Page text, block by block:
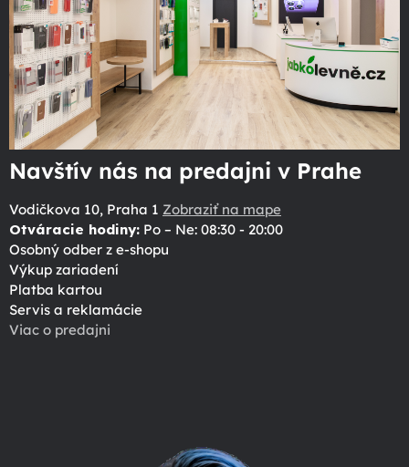
Navštív nás na predajni v Prahe
Vodičkova 10, Praha 1 Zobraziť na mape
Otváracie hodiny: Po – Ne: 08:30 - 20:00
Osobný odber z e-shopu
Výkup zariadení
Platba kartou
Servis a reklamácie
Viac o predajni